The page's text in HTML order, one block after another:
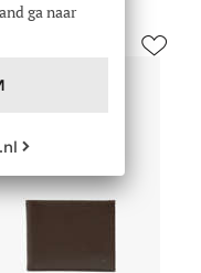
ga naar